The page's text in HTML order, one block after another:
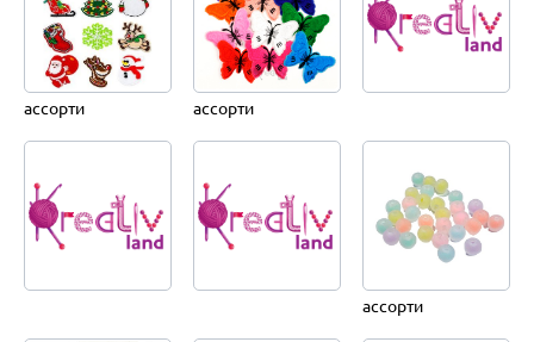
ассорти ассорти
ассорти